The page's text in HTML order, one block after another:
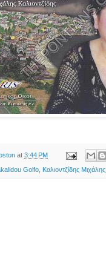
at 3:44 PM
Golfo Καλιοντζίδης Μιχάλης